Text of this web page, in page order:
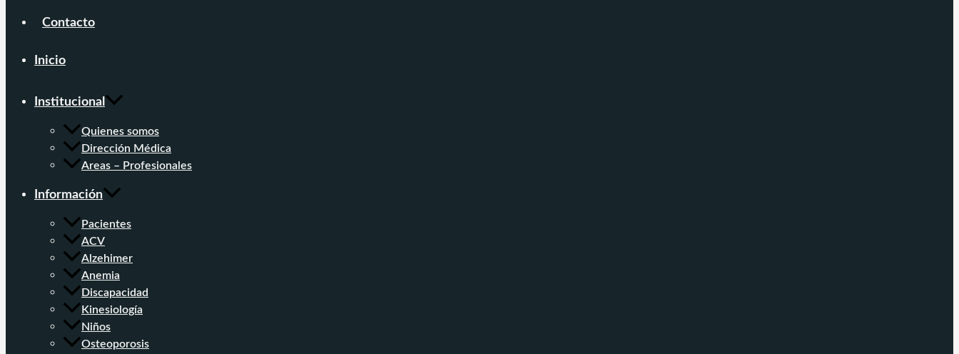
Contacto
Inicio
Institucional
Quienes somos
Dirección Médica
Areas – Profesionales
Información
Pacientes
ACV
Alzehimer
Anemia
Discapacidad
Kinesiología
Niños
Osteoporosis